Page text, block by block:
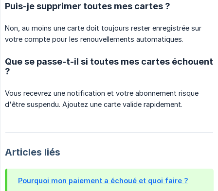
Puis-je supprimer toutes mes cartes ?
Non, au moins une carte doit toujours rester enregistrée sur
votre compte pour les renouvellements automatiques.
Que se passe-t-il si toutes mes cartes échouent
?
Vous recevrez une notification et votre abonnement risque
d'être suspendu. Ajoutez une carte valide rapidement.
Articles liés
Pourquoi mon paiement a échoué et quoi faire ?